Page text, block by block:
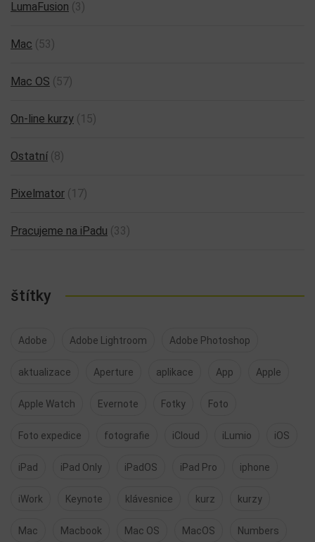
LumaFusion (3)
Mac (53)
Mac OS (57)
On-line kurzy (15)
Ostatní (8)
Pixelmator (17)
Pracujeme na iPadu (33)
štítky
Adobe Adobe Lightroom Adobe Photoshop
aktualizace Aperture aplikace App Apple
Apple Watch Evernote Fotky Foto
Foto expedice fotografie iCloud iLumio iOS
iPad iPad Only iPadOS iPad Pro iphone
iWork Keynote klávesnice kurz kurzy
Mac Macbook Mac OS MacOS Numbers